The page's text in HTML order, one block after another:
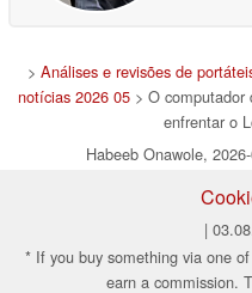
> Análises e revisões de
notícias 2026 05 > O
enfrentar o
Habeeb Onawole,
|
* If you buy something via one
earn a commission.